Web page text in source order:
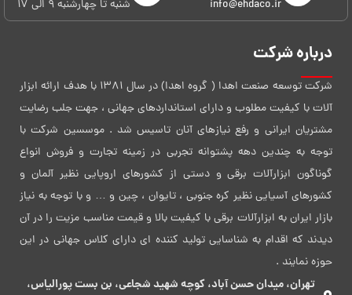
info@ehdaco.ir شنبه تا چهارشنبه 9 الی 17
درباره شرکت
شرکت توسعه صنعت اهدا ( گروه اهدا) در سال 1381 با هدف ارائه ابزار
آلات با کیفیت مطلوب و دارای استانداردهای جهانی ، جهت جلب رضایت
مشتریان ایرانی و رفع نیازهای آنان تاسیس شد . موسسین شرکت با
توجه به چندین دهه پشتوانه تجربی در زمینه تجارت و فروش انواع
گوناگون ابزارآلات برقی و دستی از کشورهای اروپایی نظیر آلمان و
کشورهای آسیایی نظیر کره جنوبی ، تایوان ، چین و … و با توجه به نیاز
بازار ایران به ابزارآلات برقی با کیفیت بالا و قیمت مناسب مزیت را در آن
دیدند که اقدام به شناسایی تولید کننده ای دارای کلاس جهانی در این
حوزه نمایند .
تهران، میدان حسن آباد، کوچه شهید شجاعی، بن بست پورالیاس،